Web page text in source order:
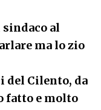
al
ma lo zio
del Cilento, da
fatto e molto